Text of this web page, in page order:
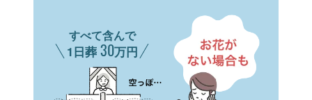
すべて含んで
1日葬 30万円